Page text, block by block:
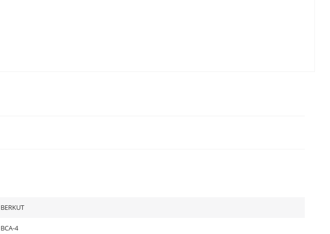
BERKUT
BCA-4